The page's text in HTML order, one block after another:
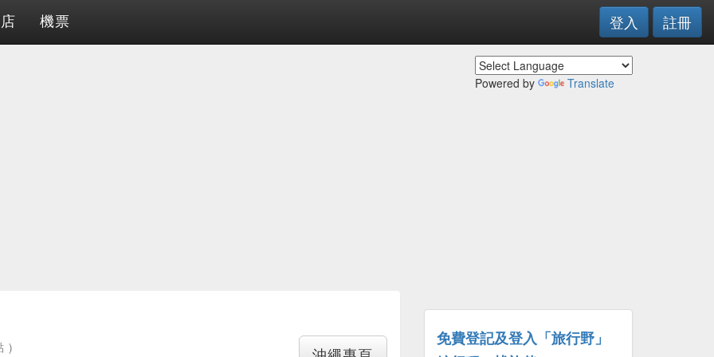
機票 登入 註冊
Powered by Translate
)
免費登記及登入「旅行野」